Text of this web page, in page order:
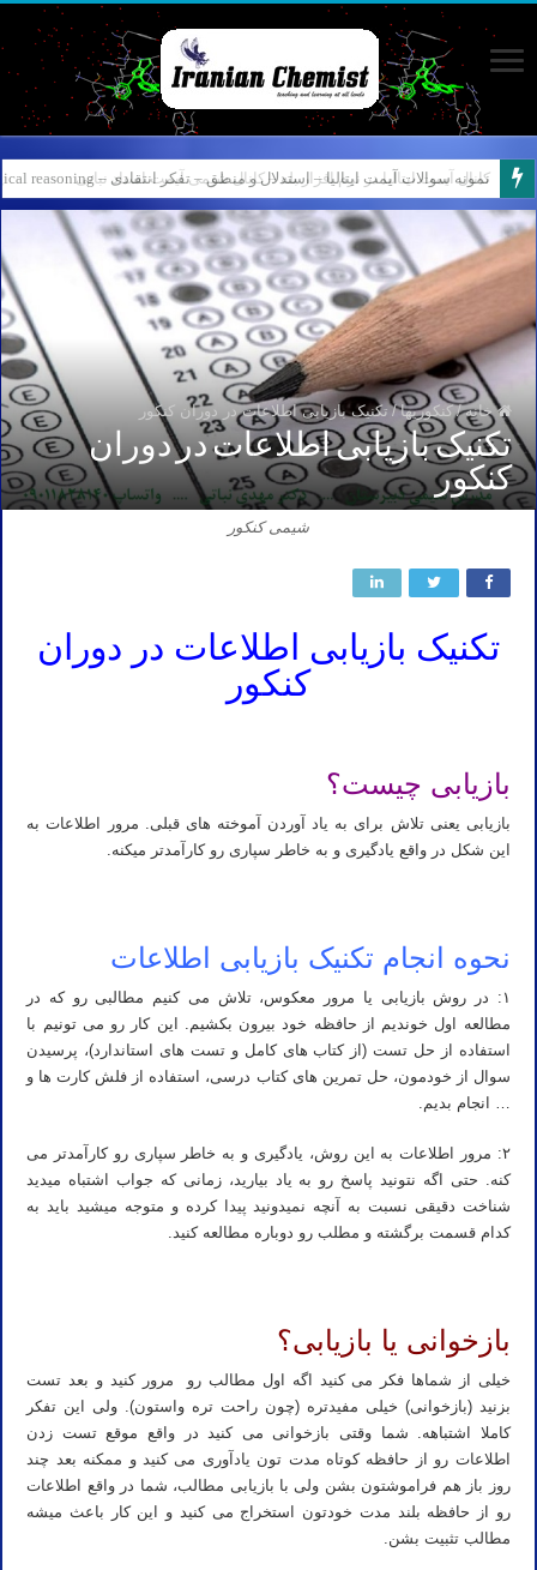
کانال آیمت ایتالیا در نرم افزار بله – کانال شیمی آیمت استاد نباتی
خانه / کنکوریها / تکنیک بازیابی اطلاعات در دوران کنکور
تکنیک بازیابی اطلاعات در دوران
کنکور
شیمی کنکور
تکنیک بازیابی اطلاعات در دوران
کنکور
بازیابی چیست؟
بازیابی یعنی تلاش برای به یاد آوردن آموخته های قبلی. مرور اطلاعات به
این شکل در واقع یادگیری و به خاطر سپاری رو کارآمدتر میکنه.
نحوه انجام تکنیک بازیابی اطلاعات
۱: در روش بازیابی یا مرور معکوس، تلاش می کنیم مطالبی رو که در
مطالعه اول خوندیم از حافظه خود بیرون بکشیم. این کار رو می تونیم با
استفاده از حل تست (از کتاب های کامل و تست های استاندارد)، پرسیدن
سوال از خودمون، حل تمرین های کتاب درسی، استفاده از فلش کارت ها و
… انجام بدیم.
۲: مرور اطلاعات به این روش، یادگیری و به خاطر سپاری رو کارآمدتر می
کنه. حتی اگه نتونید پاسخ رو به یاد بیارید، زمانی که جواب اشتباه میدید
شناخت دقیقی نسبت به آنچه نمیدونید پیدا کرده و متوجه میشید باید به
کدام قسمت برگشته و مطلب رو دوباره مطالعه کنید.
بازخوانی یا بازیابی؟
خیلی از شماها فکر می کنید اگه اول مطالب رو مرور کنید و بعد تست
بزنید (بازخوانی) خیلی مفیدتره (چون راحت تره واستون). ولی این تفکر
کاملا اشتباهه. شما وقتی بازخوانی می کنید در واقع موقع تست زدن
اطلاعات رو از حافظه کوتاه مدت تون یادآوری می کنید و ممکنه بعد چند
روز باز هم فراموشتون بشن ولی با بازیابی مطالب، شما در واقع اطلاعات
رو از حافظه بلند مدت خودتون استخراج می کنید و این کار باعث میشه
مطالب تثبیت بشن.